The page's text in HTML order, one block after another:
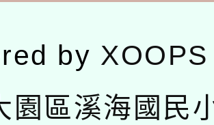
by XOOPS
園區溪海國民